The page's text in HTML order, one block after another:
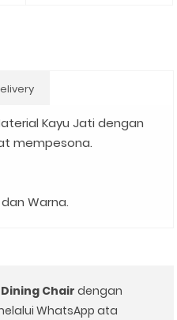
Kayu Jati dengan
mempesona.
Warna.
Chairdengan
WhatsApp ata